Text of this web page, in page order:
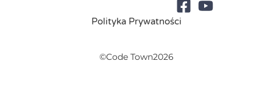
Polityka Prywatności
©Code Town2026